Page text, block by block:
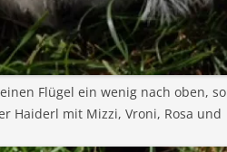
Flügel ein wenig nach oben, so
Haiderl mit Mizzi, Vroni, Rosa und